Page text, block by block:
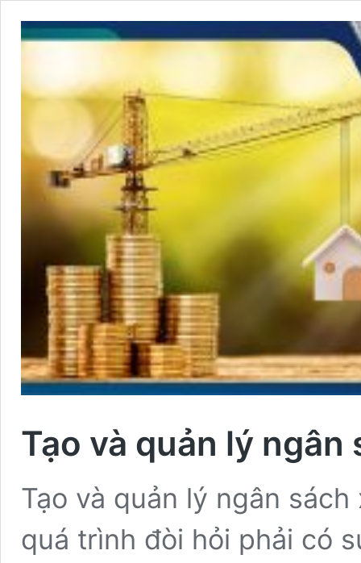
Tạo và quản lý
Tạo và quản lý ngân
quá trình đòi hỏi phải có